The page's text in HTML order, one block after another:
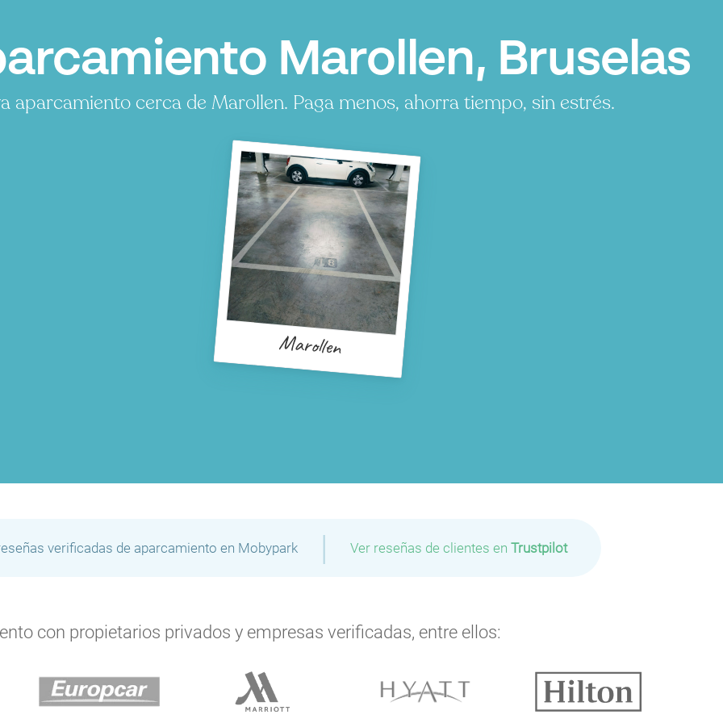
Marollen, Bruselas
aparcamiento cerca de Marollen. Paga menos, ahorra tiempo, sin estrés.
Marollen
verificadas de aparcamiento en Mobypark | Ver reseñas de clientes en Trustpilot
con propietarios privados y empresas verificadas, entre ellos:
P
P
P
P